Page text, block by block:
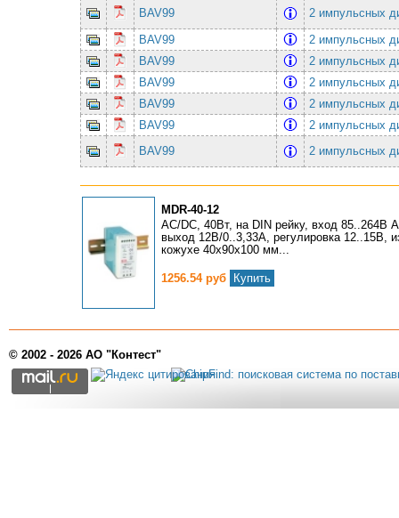
BAV99
2 импульсных
BAV99
2 импульсных
BAV99
2 импульсных
BAV99
2 импульсных
BAV99
2 импульсных
BAV99
2 импульсных
BAV99
2 импульсных
MDR-40-12
AC/DC, 40Вт, на DIN рейку, вход 85..264В
выход 12В/0..3,33А, регулировка 12..15В,
кожухе 40х90х100 мм...
1256.54 руб Купить
© 2002 - 2026 АО "Контест"